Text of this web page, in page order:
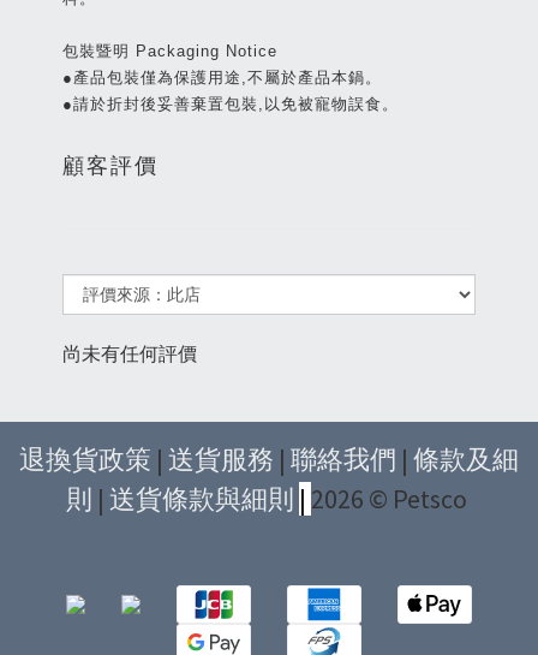
包裝暨明 Packaging Notice
●產品包裝僅為保護用途,不屬於產品本鍋。
●請於折封後妥善棄置包裝,以免被寵物誤食。
顧客評價
尚未有任何評價
退換貨政策 | 送貨服務 | 聯絡我們 | 條款及細
則 | 送貨條款與細則 | 2026 © Petsco